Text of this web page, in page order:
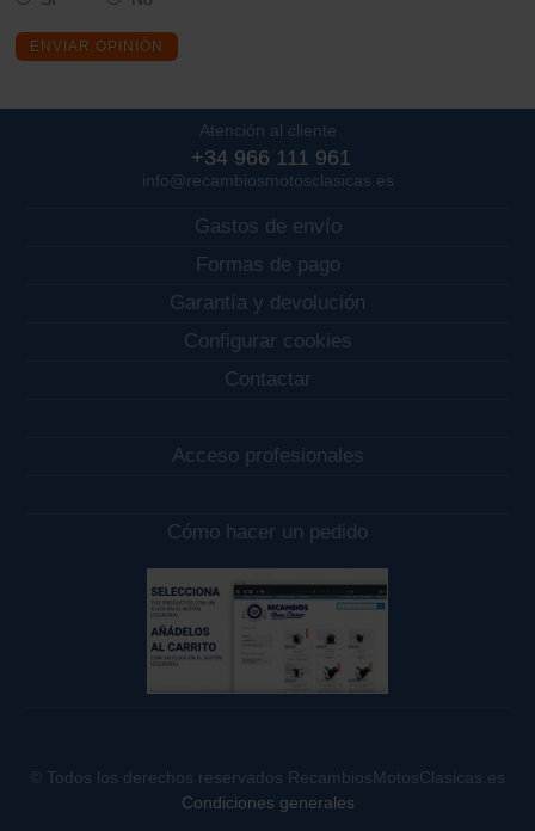
ENVIAR OPINIÓN
Atención al cliente
+34 966 111 961
info@recambiosmotosclasicas.es
Gastos de envío
Formas de pago
Garantía y devolución
Configurar cookies
Contactar
Acceso profesionales
Cómo hacer un pedido
© Todos los derechos reservados RecambiosMotosClasicas.es
Condiciones generales